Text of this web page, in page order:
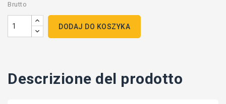
Brutto
DODAJ DO KOSZYKA
Descrizione del prodotto